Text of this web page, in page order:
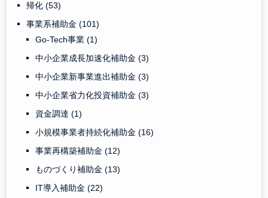
帰化(53)
事業系補助金(101)
Go-Tech事業(1)
中小企業成長加速化補助金(3)
中小企業新事業進出補助金(3)
中小企業省力化投資補助金(3)
資金調達(1)
小規模事業者持続化補助金(16)
事業再構築補助金(12)
ものづくり補助金(13)
IT導入補助金(22)